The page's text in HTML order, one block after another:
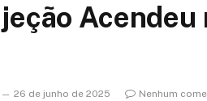
Acendeu
26 de junho de 2025 Nenhum